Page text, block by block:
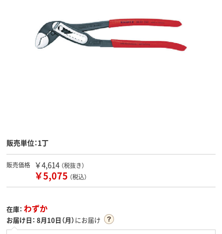
販売単位：1丁
販売価格 ￥4,614 （税抜き）
￥5,075 （税込）
在庫： わずか
お届け日： 8月10日（月）にお届け